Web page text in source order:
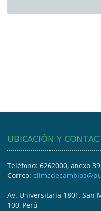
UBICACIÓN Y
Teléfono: 6262000, anexo
Correo:
Av. Universitaria 1801, San
100, Perú